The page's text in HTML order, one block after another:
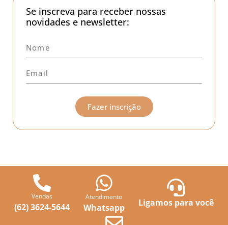
Se inscreva para receber nossas
novidades e newsletter:
Fazer inscrição
Vendas
(62) 3624-5644
Atendimento
Whatsapp Ligamos para você